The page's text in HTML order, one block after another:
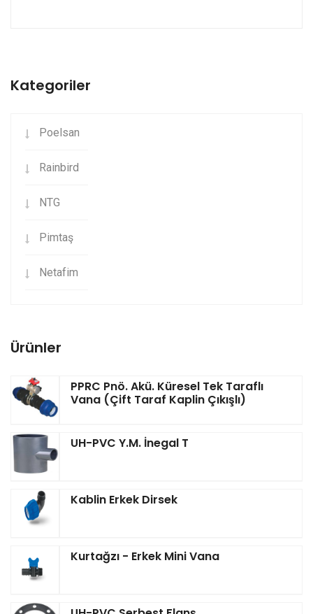
Kategoriler
Poelsan
Rainbird
NTG
Pimtaş
Netafim
Ürünler
PPRC Pnö. Akü. Küresel Tek Taraflı
Vana (Çift Taraf Kaplin Çıkışlı)
UH-PVC Y.M. İnegal T
Kablin Erkek Dirsek
Kurtağzı - Erkek Mini Vana